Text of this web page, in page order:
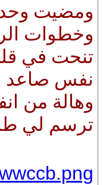
ومضيت
وخطوات
تنحت في
نفس صاعد
وهالة من
ترسم لي